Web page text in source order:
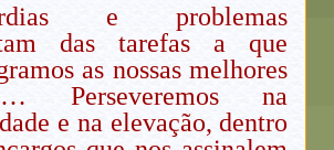
e problemas
das tarefas a que
as nossas melhores
Perseveremos na
e na elevação, dentro